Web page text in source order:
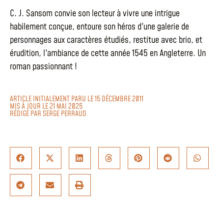
C. J. Sansom convie son lecteur à vivre une intrigue
habilement conçue, entoure son héros d'une galerie de
personnages aux caractères étudiés, restitue avec brio, et
érudition, l'ambiance de cette année 1545 en Angleterre. Un
roman passionnant !
ARTICLE INITIALEMENT PARU LE 15 DÉCEMBRE 2011
MIS À JOUR LE 21 MAI 2025
RÉDIGÉ PARSERGE PERRAUD